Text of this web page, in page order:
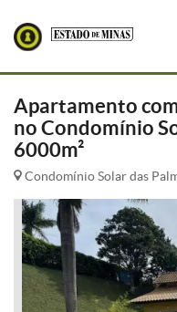
Apartamento
no Condomínio
6000m²
Condomínio Solar das